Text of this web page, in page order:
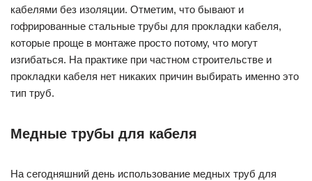
кабелями без изоляции. Отметим, что бывают и
гофрированные стальные трубы для прокладки кабеля,
которые проще в монтаже просто потому, что могут
изгибаться. На практике при частном строительстве и
прокладки кабеля нет никаких причин выбирать именно это
тип труб.
Медные трубы для кабеля
На сегодняшний день использование медных труб для